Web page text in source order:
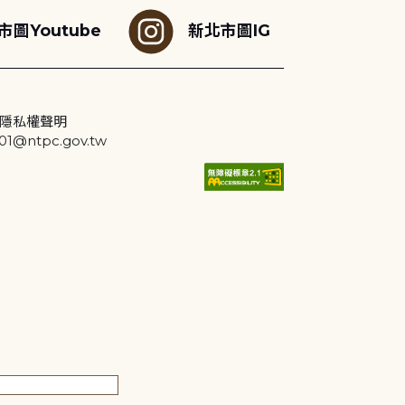
圖Youtube 新北市圖IG
隱私權聲明